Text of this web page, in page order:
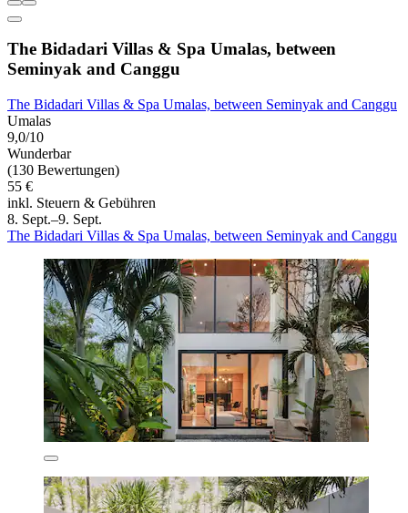
The Bidadari Villas & Spa Umalas, between
Seminyak and Canggu
The Bidadari Villas & Spa Umalas, between Seminyak and Canggu
Umalas
9,0/10
Wunderbar
(130 Bewertungen)
55 €
inkl. Steuern & Gebühren
8. Sept.–9. Sept.
The Bidadari Villas & Spa Umalas, between Seminyak and Canggu